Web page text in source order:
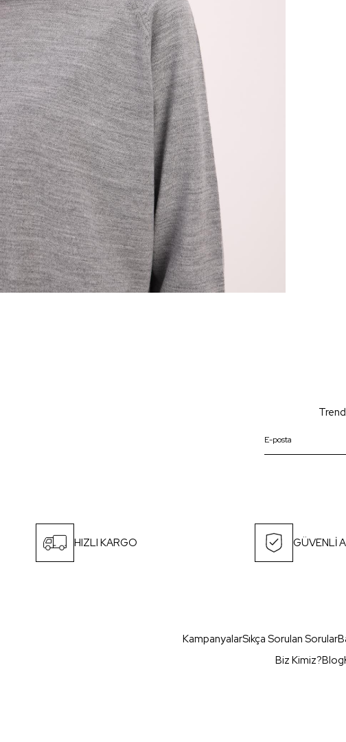
HIZLI KARGO GÜVENLİ
KampanyalarSıkça Sorulan Sorular
Biz Kimiz?Blog